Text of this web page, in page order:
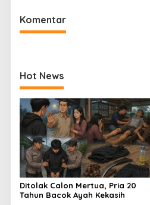
Komentar
Hot News
Ditolak Calon Mertua, Pria 20
Tahun Bacok Ayah Kekasih